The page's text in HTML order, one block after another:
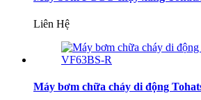
Liên Hệ
Máy bơm chữa cháy di động